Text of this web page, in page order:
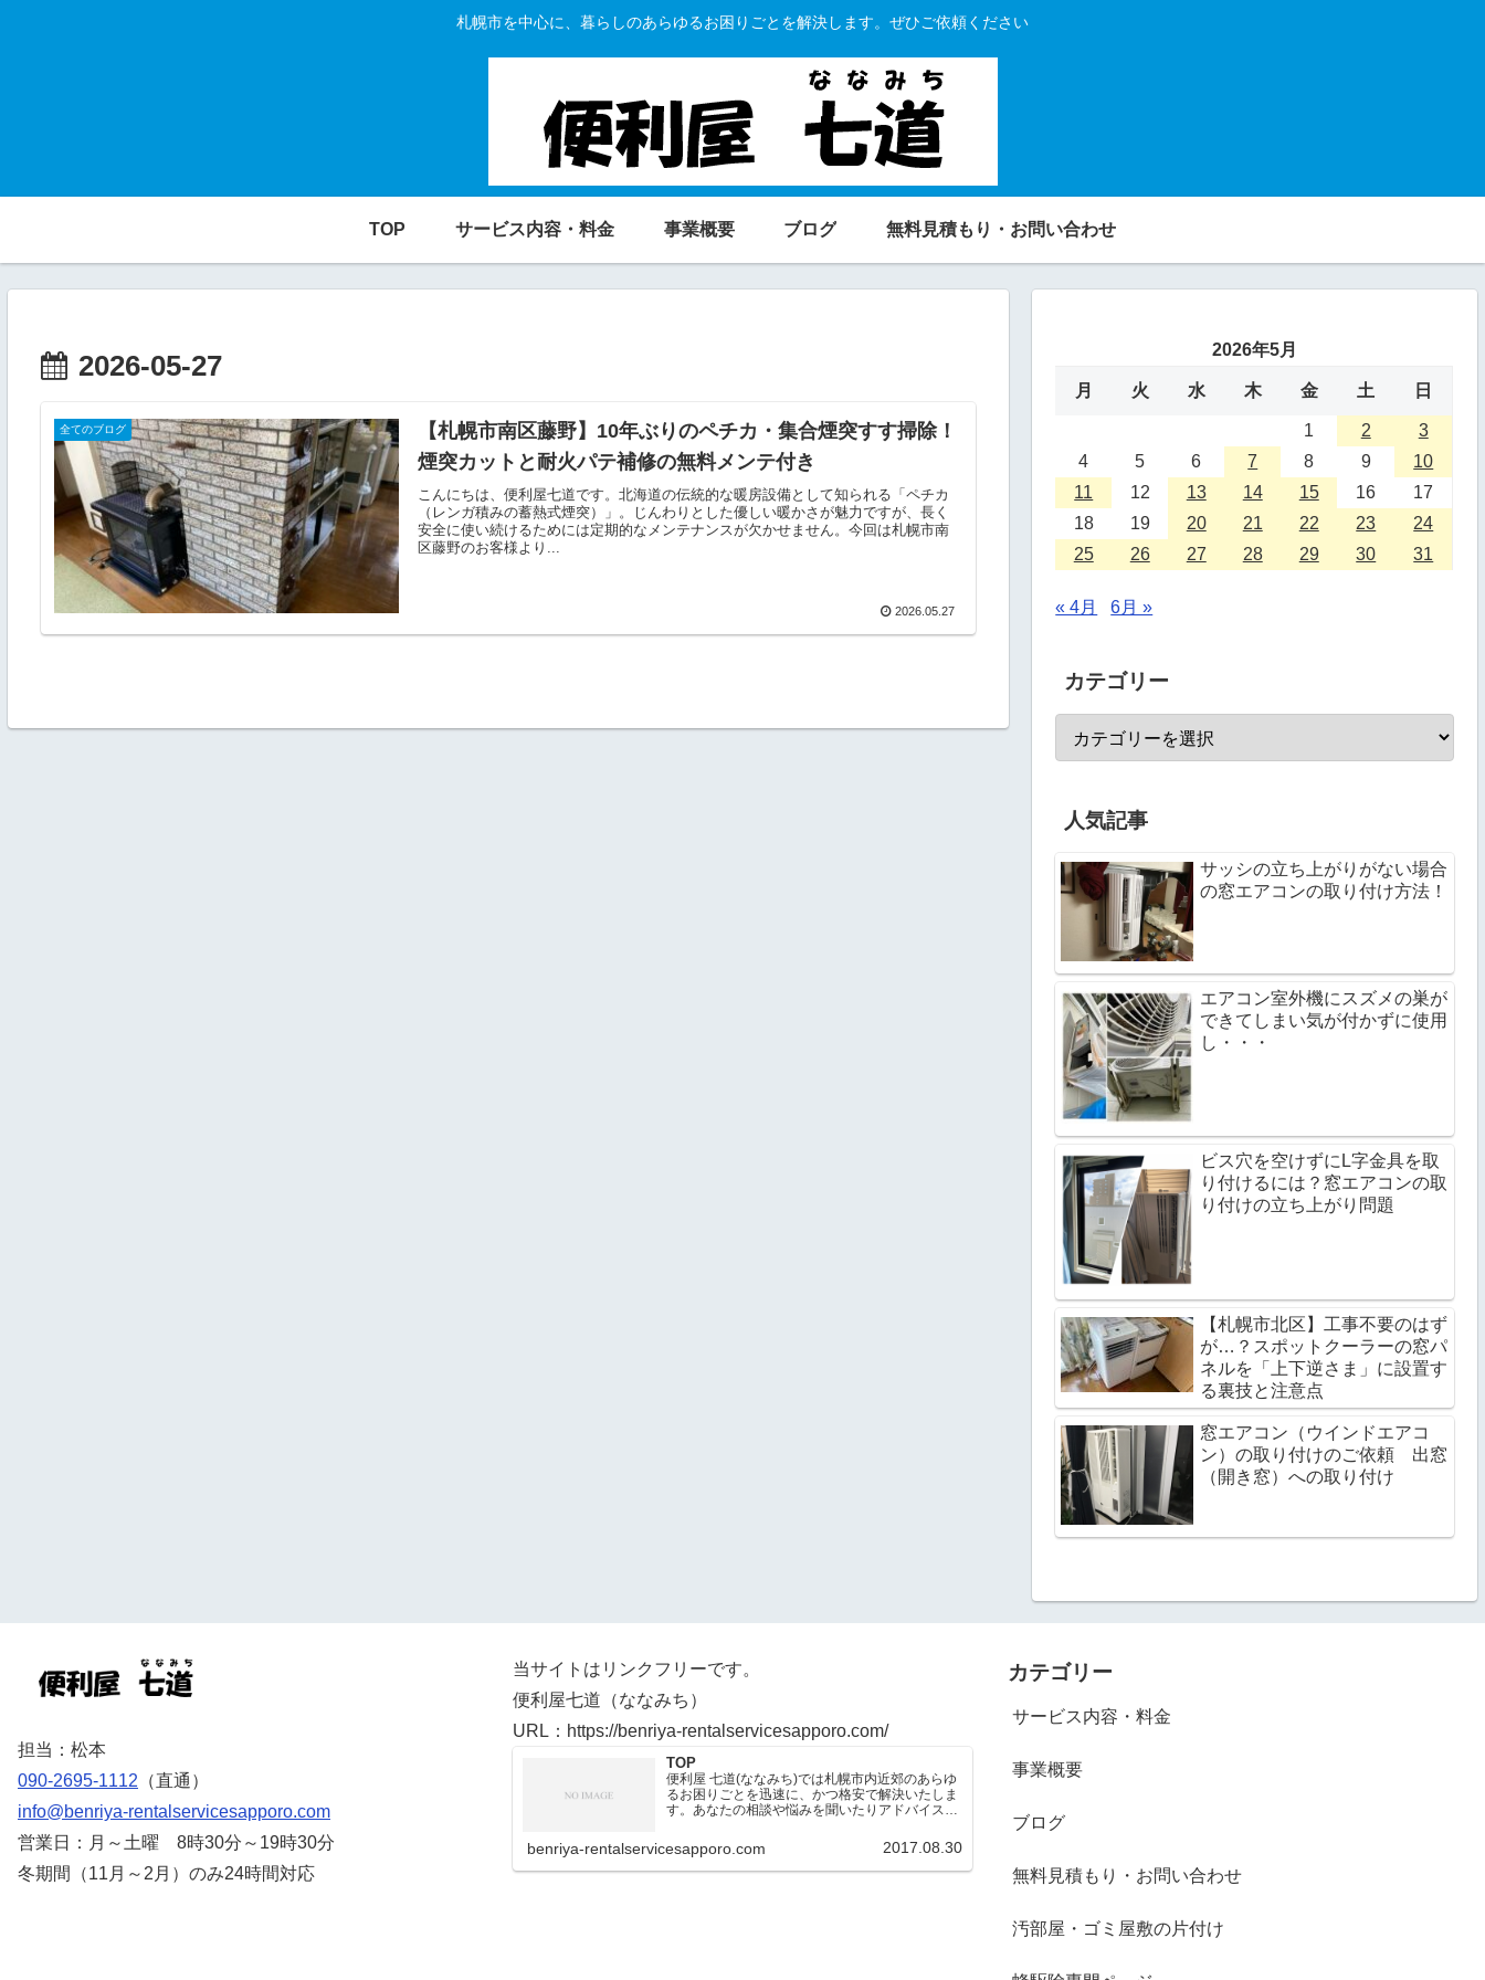
札幌市を中心に、暮らしのあらゆるお困りごとを解決します。ぜひご依頼ください
TOP サービス内容・料金 事業概要 ブログ 無料見積もり・お問い合わせ
2026-05-27
全てのブログ
【札幌市南区藤野】10年ぶりのペチカ・集合煙突すす掃除！
煙突カットと耐火パテ補修の無料メンテ付き
こんにちは、便利屋七道です。北海道の伝統的な暖房設備として知られる「ペチカ
（レンガ積みの蓄熱式煙突）」。じんわりとした優しい暖かさが魅力ですが、長く
安全に使い続けるためには定期的なメンテナンスが欠かせません。今回は札幌市南
区藤野のお客様より...
2026.05.27
2026年5月
月 火 水 木 金 土 日
1 2
3
4
5 6 7 8 9
10
11
12 13 14 15 16
17
18
19 20 21 22 23
24
25
26 27 28 29 30 31
« 4月 6月 »
カテゴリー
人気記事
サッシの立ち上がりがない場合
の窓エアコンの取り付け方法！
エアコン室外機にスズメの巣が
できてしまい気が付かずに使用
し・・・
ビス穴を空けずにL字金具を取
り付けるには？窓エアコンの取
り付けの立ち上がり問題
【札幌市北区】工事不要のはず
が…？スポットクーラーの窓パ
ネルを「上下逆さま」に設置す
る裏技と注意点
窓エアコン（ウインドエアコ
ン）の取り付けのご依頼 出窓
（開き窓）への取り付け
担当：松本
090-2695-1112 （直通）
info@benriya-rentalservicesapporo.com
営業日：月～土曜 8時30分～19時30分
冬期間（11月～2月）のみ24時間対応
当サイトはリンクフリーです。
便利屋七道（ななみち）
URL：https://benriya-rentalservicesapporo.com/
TOP
便利屋 七道(ななみち)では札幌市内近郊のあらゆ
るお困りごとを迅速に、かつ格安で解決いたしま
す。あなたの相談や悩みを聞いたりアドバイスさ
ていただき、気持ちのいい仕事をすることが何よ
りだと考えていま…
benriya-rentalservicesapporo.com 2017.08.30
カテゴリー
サービス内容・料金
事業概要
ブログ
無料見積もり・お問い合わせ
汚部屋・ゴミ屋敷の片付け